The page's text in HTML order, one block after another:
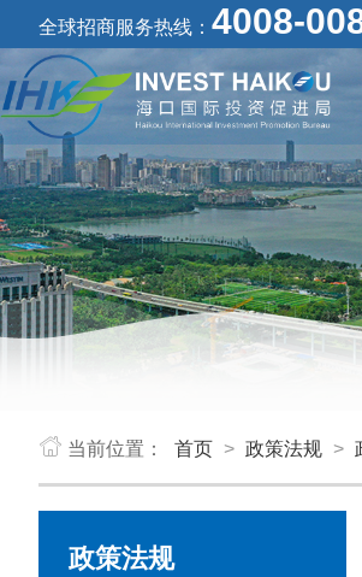
全球招商服务热线： 4008-
当前位置： 首页 > 政策法规 >
政策法规